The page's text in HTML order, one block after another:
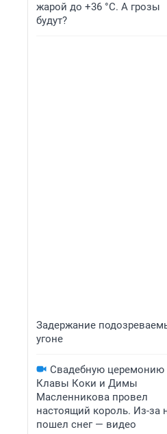
жарой до +36 °C. А грозы
будут?
Задержание
угоне
Свадебную церемонию
Клавы Коки и Димы
Масленникова провел
настоящий король. Из-за
пошел снег — видео